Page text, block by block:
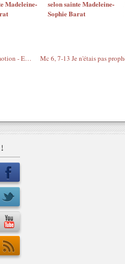
Madeleine-
selon sainte Madeleine-
Sophie Barat
La remise des diplômes, 88ème promotion - Ecole d'Ingénieurs de Purpan, Toulouse